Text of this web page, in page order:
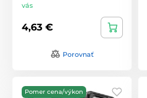
vás
4,63 €
Porovnať
Pomer cena/výkon